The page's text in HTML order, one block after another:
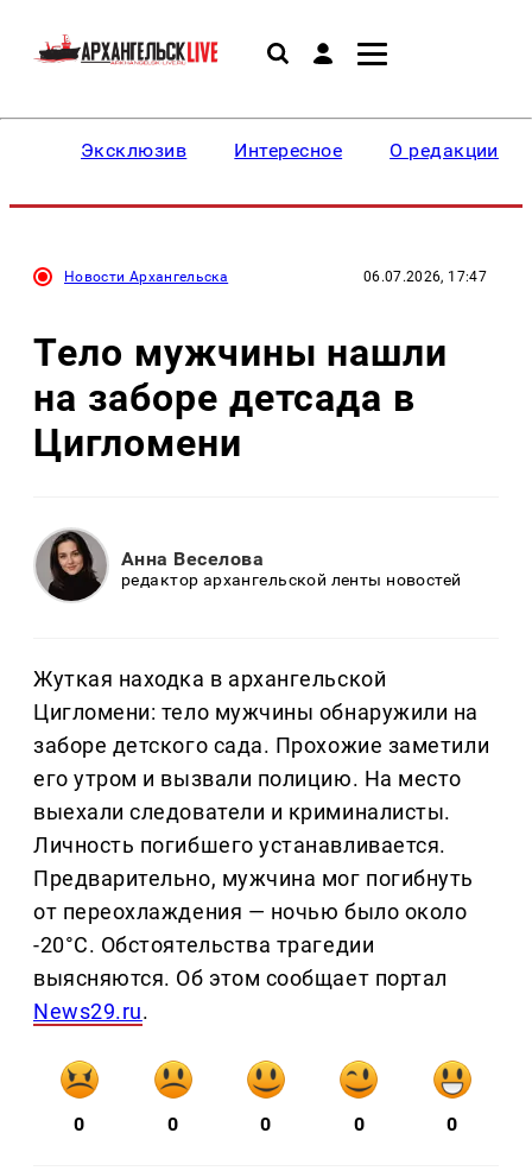
Эксклюзив Интересное О редакции
Новости Архангельска 06.07.2026, 17:47
Тело мужчины нашли
на заборе детсада в
Цигломени
Анна Веселова
редактор архангельской ленты новостей
Жуткая находка в архангельской
Цигломени: тело мужчины обнаружили на
заборе детского сада. Прохожие заметили
его утром и вызвали полицию. На место
выехали следователи и криминалисты.
Личность погибшего устанавливается.
Предварительно, мужчина мог погибнуть
от переохлаждения — ночью было около
-20°C. Обстоятельства трагедии
выясняются. Об этом сообщает портал
News29.ru.
0 0 0 0 0